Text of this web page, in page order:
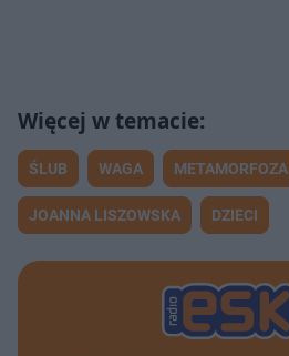
ŚLUB WAGA METAMORFOZA
JOANNA LISZOWSKA DZIECI